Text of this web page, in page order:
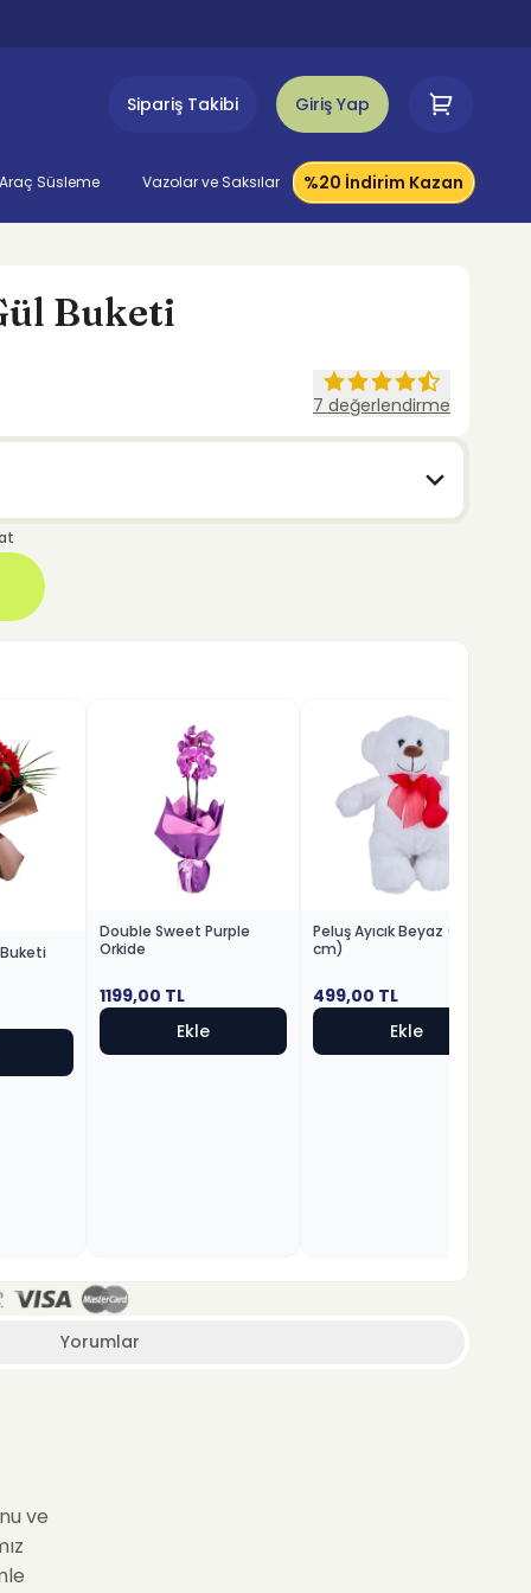
Sipariş Takibi Giriş Yap
Araç Süsleme Vazolar ve Saksılar %20 İndirim Kazan
Buketi
7 değerlendirme
Buketi
Double Sweet Purple
Orkide
1199,00 TL
Ekle
Peluş Ayıcık Beyaz (30
cm)
499,00 TL
Ekle
Yorumlar
ve